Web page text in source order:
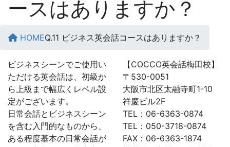
ースはありますか？
HOMEQ.11 ビジネス英会話コースはありますか？
ビジネスシーンでご使用い
ただける英会話は、初級か
ら上級まで幅広くレベル設
定がございます。
日常会話とビジネスシーン
を含む入門的なものから、
ある程度基本の日常会話が
【COCCO英会話梅田校】
〒530-0051
大阪市北区太融寺町1-10
祥慶ビル2F
TEL：06-6363-0874
TEL：050-3718-0874
FAX：06-6363-1874